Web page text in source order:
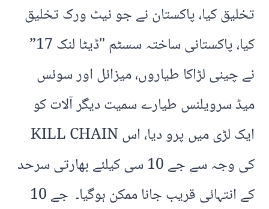
تخلیق کیا، پاکستان نے جو نیٹ ورک تخلیق
کیا، پاکستانی ساختہ سسٹم "ڈیٹا لنک 17”
نے چینی لڑاکا طیاروں، میزائل اور سوئس
میڈ سرویلنس طیارے سمیت دیگر آلات کو
ایک لڑی میں پرو دیا، اس KILL CHAIN
کی وجہ سے جے 10 سی کیلئے بھارتی سرحد
کے انتہائی قریب جانا ممکن ہوگیا۔ جے 10